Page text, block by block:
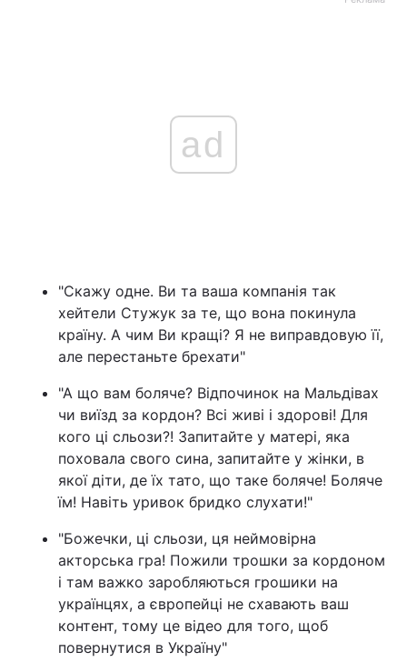
ad
"Скажу одне. Ви та ваша компанія так
хейтели Стужук за те, що вона покинула
країну. А чим Ви кращі? Я не виправдовую її,
але перестаньте брехати"
"А що вам боляче? Відпочинок на Мальдівах
чи виїзд за кордон? Всі живі і здорові! Для
кого ці сльози?! Запитайте у матері, яка
поховала свого сина, запитайте у жінки, в
якої діти, де їх тато, що таке боляче! Боляче
їм! Навіть уривок бридко слухати!"
"Божечки, ці сльози, ця неймовірна
акторська гра! Пожили трошки за кордоном
і там важко заробляються грошики на
українцях, а європейці не схавають ваш
контент, тому це відео для того, щоб
повернутися в Україну"